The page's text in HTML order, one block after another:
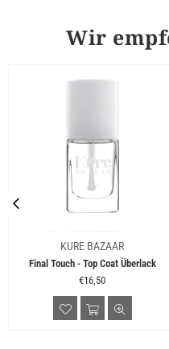
Wir
KURE BAZAAR
Final Touch - Top Coat Überlack
Normaler
€16,50